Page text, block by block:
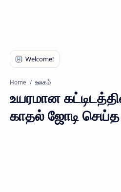
Home உலகம்
உயரமான
காதல் ஜோடி செய்த